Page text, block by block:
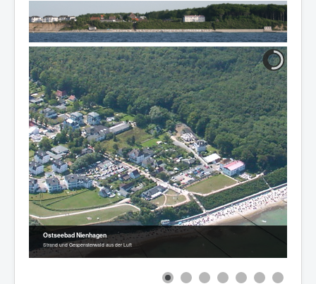
Ostseebad Nienhagen
Strand und Gespensterwald aus der Luft